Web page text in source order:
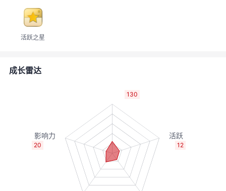
者
活跃之星
成长雷达
130
12
20